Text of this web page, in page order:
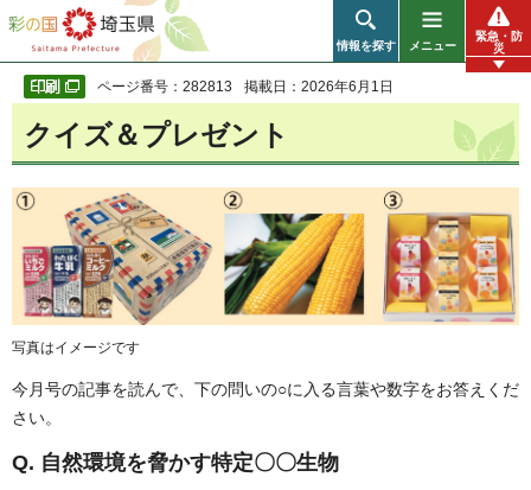
彩の国 埼玉県
情報を探す メニュー
緊急・防
災
ページ番号：282813 掲載日：2026年6月1日
クイズ＆プレゼント
写真はイメージです
今月号の記事を読んで、下の問いの○に入る言葉や数字をお答えくだ
さい。
Q. 自然環境を脅かす特定〇〇生物